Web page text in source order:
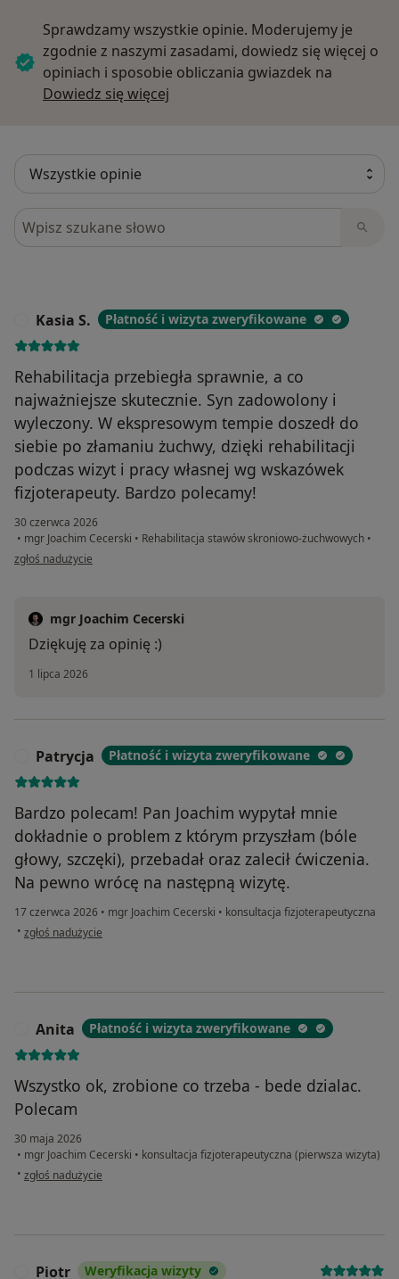
Sprawdzamy wszystkie opinie. Moderujemy je
zgodnie z naszymi zasadami, dowiedz się więcej o
opiniach i sposobie obliczania gwiazdek na
Dowiedz się więcej
Szukaj w opiniach
Kasia S. Płatność i wizyta zweryfikowane
Rehabilitacja przebiegła sprawnie, a co
najważniejsze skutecznie. Syn zadowolony i
wyleczony. W ekspresowym tempie doszedł do
siebie po złamaniu żuchwy, dzięki rehabilitacji
podczas wizyt i pracy własnej wg wskazówek
fizjoterapeuty. Bardzo polecamy!
30 czerwca 2026
• mgr Joachim Cecerski • Rehabilitacja stawów skroniowo-żuchwowych •
w opinii użytkownika Kasia S.
zgłoś nadużycie
mgr Joachim Cecerski
Dziękuję za opinię :)
1 lipca 2026
Patrycja Płatność i wizyta zweryfikowane
Bardzo polecam! Pan Joachim wypytał mnie
dokładnie o problem z którym przyszłam (bóle
głowy, szczęki), przebadał oraz zalecił ćwiczenia.
Na pewno wrócę na następną wizytę.
17 czerwca 2026 • mgr Joachim Cecerski • konsultacja fizjoterapeutyczna
• w opinii użytkownika Patrycja
zgłoś nadużycie
Anita Płatność i wizyta zweryfikowane
Wszystko ok, zrobione co trzeba - bede dzialac.
Polecam
30 maja 2026
• mgr Joachim Cecerski • konsultacja fizjoterapeutyczna (pierwsza wizyta)
• w opinii użytkownika Anita
zgłoś nadużycie
Piotr Weryfikacja wizyty